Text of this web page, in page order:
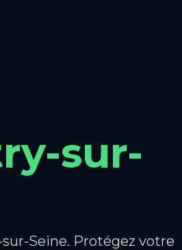
sur-
Seine. Protégez votre